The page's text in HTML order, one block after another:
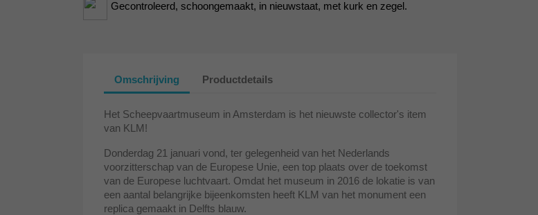
Gecontroleerd, schoongemaakt, in nieuwstaat, met kurk en zegel.
Omschrijving Productdetails
Het Scheepvaartmuseum in Amsterdam is het nieuwste collector's item
van KLM!
Donderdag 21 januari vond, ter gelegenheid van het Nederlands
voorzitterschap van de Europese Unie, een top plaats over de toekomst
van de Europese luchtvaart. Omdat het museum in 2016 de lokatie is van
een aantal belangrijke bijeenkomsten heeft KLM van het monument een
replica gemaakt in Delfts blauw.